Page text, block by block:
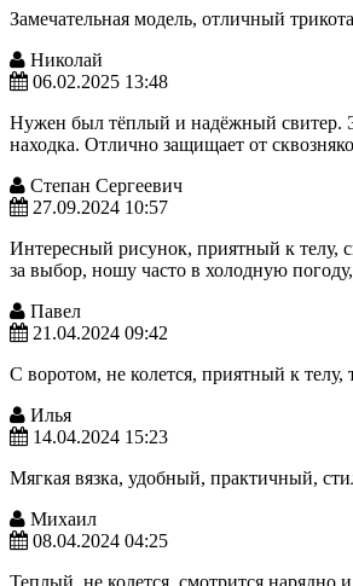
Замечательная модель, отличный
Николай
06.02.2025 13:48
Нужен был тёплый и надёжный свитер.
находка. Отлично защищает от
Степан Сергеевич
27.09.2024 10:57
Интересный рисунок, приятный к телу,
за выбор, ношу часто в холодную
Павел
21.04.2024 09:42
С воротом, не колется, приятный к телу,
Илья
14.04.2024 15:23
Мягкая вязка, удобный, практичный,
Михаил
08.04.2024 04:25